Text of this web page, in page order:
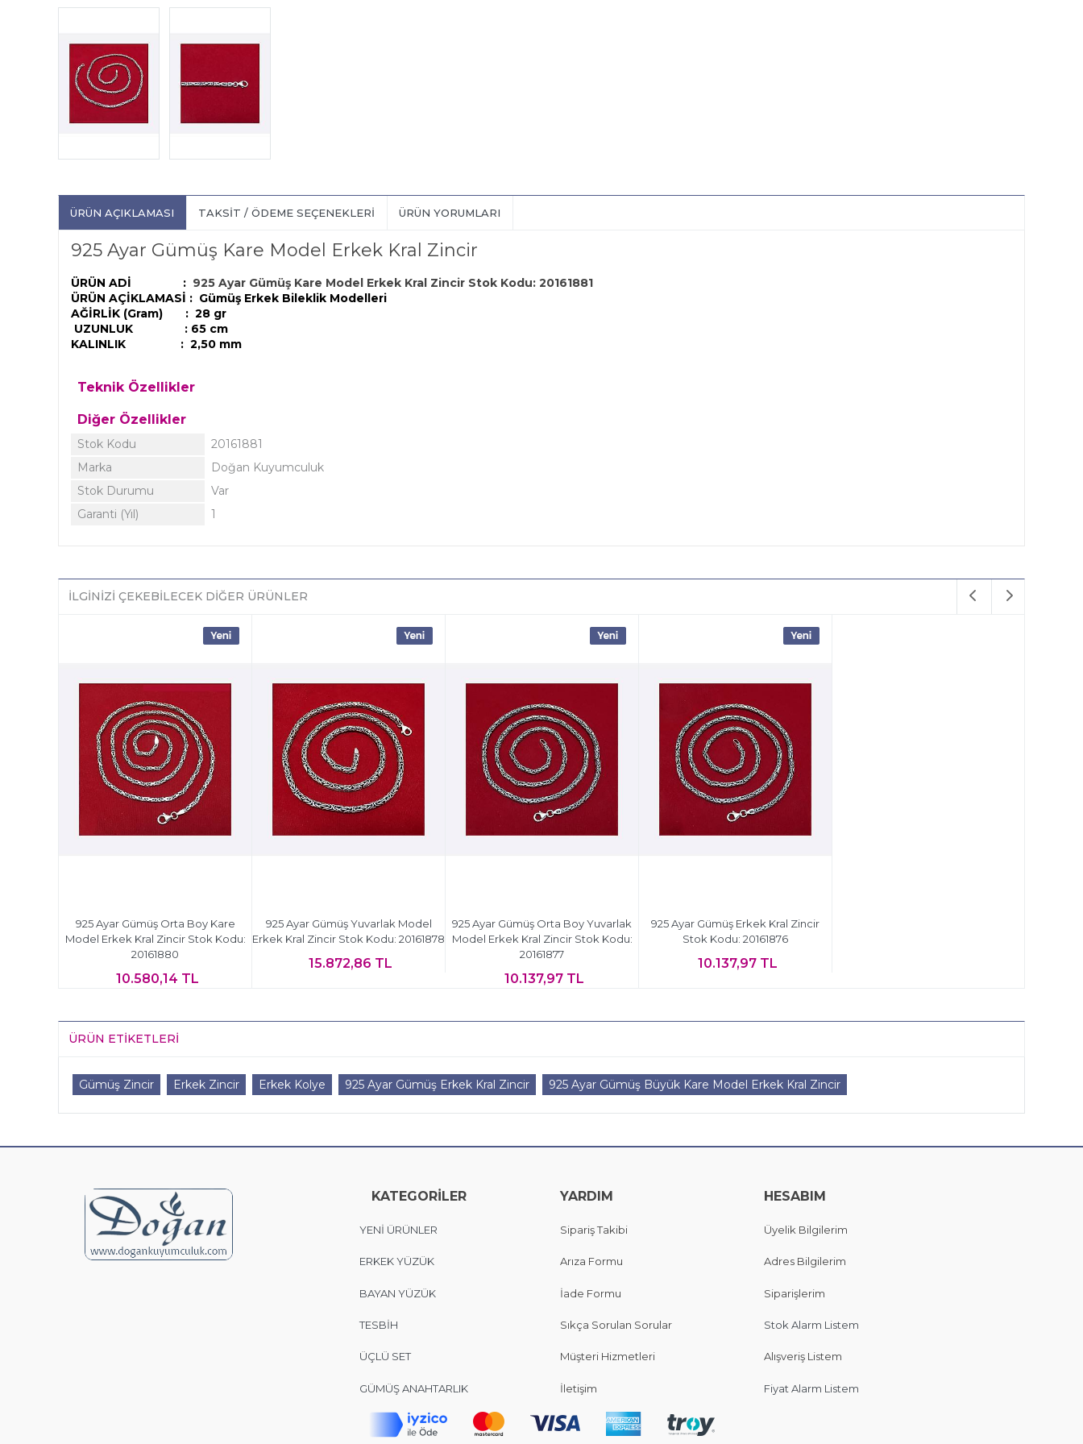
ÜRÜN AÇIKLAMASI TAKSIT / ÖDEME SEÇENEKLERI ÜRÜN YORUMLARI
925 Ayar Gümüş Kare Model Erkek Kral Zincir
ÜRÜN ADİ : 925 Ayar Gümüş Kare Model Erkek Kral Zincir Stok Kodu: 20161881
ÜRÜN AÇİKLAMASİ : Gümüş Erkek Bileklik Modelleri
AĞİRLİK (Gram) : 28 gr
UZUNLUK : 65 cm
KALINLIK : 2,50 mm
Teknik Özellikler
Diğer Özellikler
Stok Kodu
20161881
Marka
Doğan Kuyumculuk
Stok Durumu
Var
Garanti (Yıl)
1
İLGINIZI ÇEKEBILECEK DIĞER ÜRÜNLER
925 Ayar Gümüş Orta Boy Kare
Model Erkek Kral Zincir Stok Kodu:
20161880
10.580,14 TL
925 Ayar Gümüş Yuvarlak Model
Erkek Kral Zincir Stok Kodu: 20161878
15.872,86 TL
925 Ayar Gümüş Orta Boy Yuvarlak
Model Erkek Kral Zincir Stok Kodu:
20161877
10.137,97 TL
925 Ayar Gümüş Erkek Kral Zincir
Stok Kodu: 20161876
10.137,97 TL
ÜRÜN ETIKETLERI
Gümüş Zincir Erkek Zincir Erkek Kolye 925 Ayar Gümüş Erkek Kral Zincir 925 Ayar Gümüş Büyük Kare Model Erkek Kral Zincir
KATEGORİLER
YENİ ÜRÜNLER
ERKEK YÜZÜK
BAYAN YÜZÜK
TESBİH
ÜÇLÜ SET
GÜMÜŞ ANAHTARLIK
YARDIM
Sipariş Takibi
Arıza Formu
İade Formu
Sıkça Sorulan Sorular
Müşteri Hizmetleri
İletişim
HESABIM
Üyelik Bilgilerim
Adres Bilgilerim
Siparişlerim
Stok Alarm Listem
Alışveriş Listem
Fiyat Alarm Listem